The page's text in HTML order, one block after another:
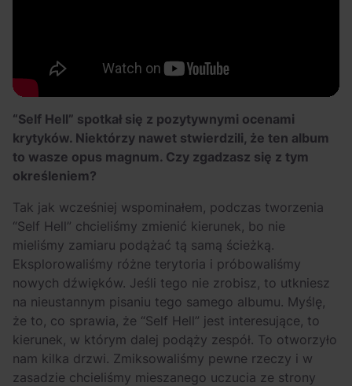
“Self Hell” spotkał się z pozytywnymi ocenami
krytyków. Niektórzy nawet stwierdzili, że ten album
to wasze opus magnum. Czy zgadzasz się z tym
określeniem?
Tak jak wcześniej wspominałem, podczas tworzenia
“Self Hell” chcieliśmy zmienić kierunek, bo nie
mieliśmy zamiaru podążać tą samą ścieżką.
Eksplorowaliśmy różne terytoria i próbowaliśmy
nowych dźwięków. Jeśli tego nie zrobisz, to utkniesz
na nieustannym pisaniu tego samego albumu. Myślę,
że to, co sprawia, że “Self Hell” jest interesujące, to
kierunek, w którym dalej podąży zespół. To otworzyło
nam kilka drzwi. Zmiksowaliśmy pewne rzeczy i w
zasadzie chcieliśmy mieszanego uczucia ze strony